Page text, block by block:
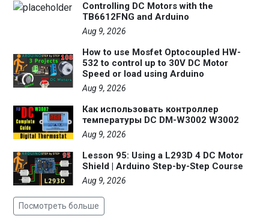
Controlling DC Motors with the
TB6612FNG and Arduino
Aug 9, 2026
How to use Mosfet Optocoupled HW-
532 to control up to 30V DC Motor
Speed or load using Arduino
Aug 9, 2026
Как использовать контроллер
температуры DC DM-W3002 W3002
Aug 9, 2026
Lesson 95: Using a L293D 4 DC Motor
Shield | Arduino Step-by-Step Course
Aug 9, 2026
Посмотреть больше